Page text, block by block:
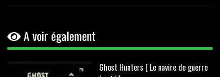
A voir également
Ghost Hunters [ Le navire de guerre